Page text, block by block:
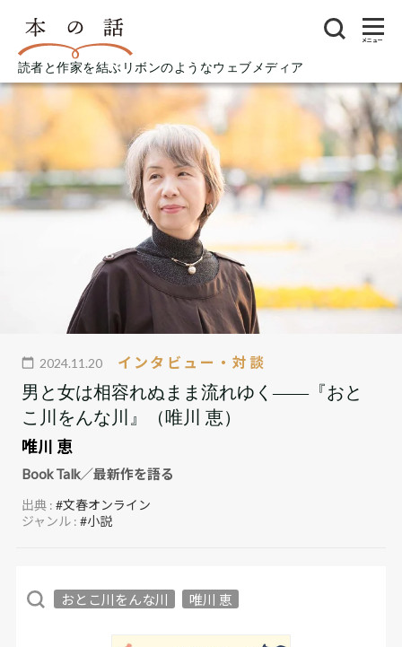
読者と作家を結ぶリボンのようなウェブメディア
メニュー
2024.11.20 インタビュー・対談
男と女は相容れぬまま流れゆく――『おと
こ川をんな川』（唯川 恵）
唯川 恵
Book Talk／最新作を語る
出典 :#文春オンライン
ジャンル :#小説
おとこ川をんな川 唯川 恵